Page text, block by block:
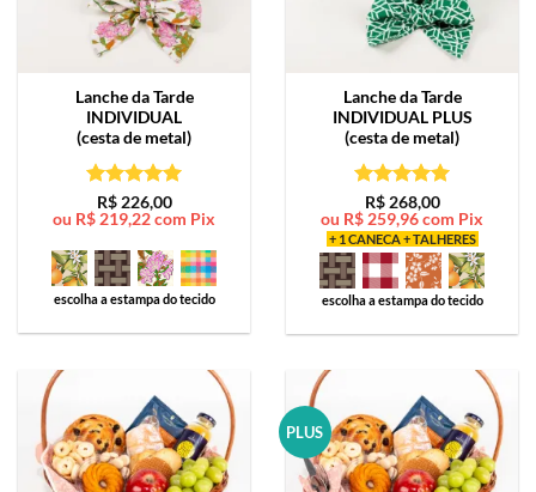
Lanche da Tarde
INDIVIDUAL
(cesta de metal)
Avaliação5
de 5
R$226,00
ou R$ 219,22com Pix
escolha a estampa do tecido
Lanche da Tarde
INDIVIDUAL PLUS
(cesta de metal)
Avaliação5
de 5
R$268,00
ou R$ 259,96com Pix
+ 1 CANECA + TALHERES
escolha a estampa do tecido
PLUS